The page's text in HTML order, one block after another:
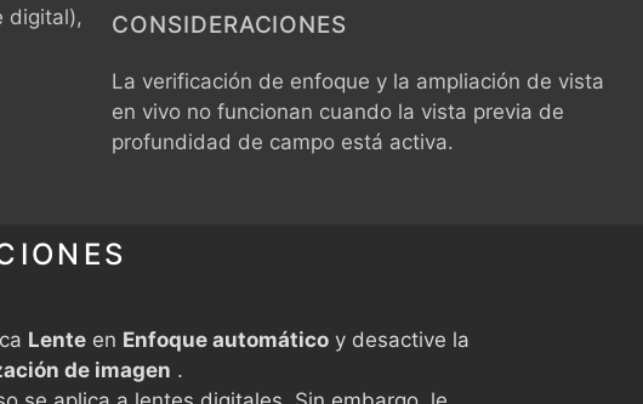
digital),
CONSIDERACIONES
La verificación de enfoque y la ampliación de vista
en vivo no funcionan cuando la vista previa de
profundidad de campo está activa.
Lente en Enfoque automático y desactive la
de imagen .